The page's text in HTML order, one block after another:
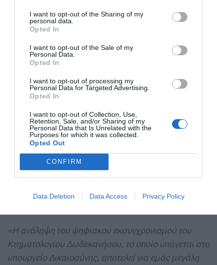
I want to opt-out of the Sharing of my
personal data.
Opted In
I want to opt-out of the Sale of my
Personal Data.
Opted In
I want to opt-out of processing my
Personal Data for Targeted Advertising.
Opted In
I want to opt-out of Collection, Use,
Retention, Sale, and/or Sharing of my
Personal Data that Is Unrelated with the
Purposes for which it was collected.
Opted Out
CONFIRM
Data Deletion Data Access Privacy Policy
 Ταχύτερη εξυπηρέτηση σε πολίτες και
επιχειρήσεις με δυνατότητα ηλεκτρονικών αιτήσεων
και πληρωμών.
 Αποτελεσματική υποστήριξη επαγγελματιών, όπως
δικηγόρων, μηχανικών και συμβολαιογράφων, που
θα αποκτήσουν άμεση πρόσβαση στα στοιχεία του
Κτηματολογίου Δωδεκανήσου.
 Ενίσχυση της τοπικής οικονομίας, καθώς η
εύρυθμη λειτουργία του Κτηματολογίου
Δωδεκανήσου αποτελεί κρίσιμο παράγοντα για την
ανάπτυξη των αγοραπωλησιών ακινήτων και τη
«Η ανάληψη του ψηφιακού εκσυγχρονισμού του
Κτηματολογίου Δωδεκανήσου, το οποίο υπάγεται στο
υπουργείο Δικαιοσύνης, αποτελεί για εμάς μεγάλη